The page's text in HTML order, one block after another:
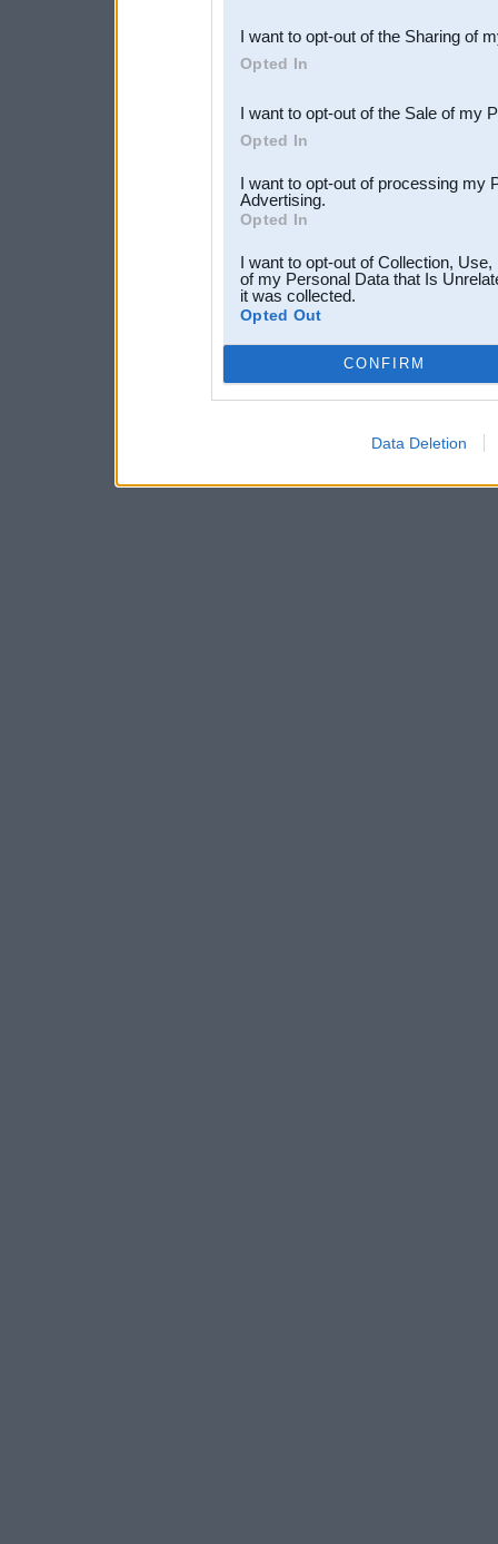
Downstream Participants
third parties.
I want to opt-out of the Sharing of
Opted In
I want to opt-out of the Sale of my
Opted In
I want to opt-out of processing my
Advertising.
Opted In
I want to opt-out of Collection,
of my Personal Data that Is
it was collected.
Opted Out
CONFIRM
Data Deletion